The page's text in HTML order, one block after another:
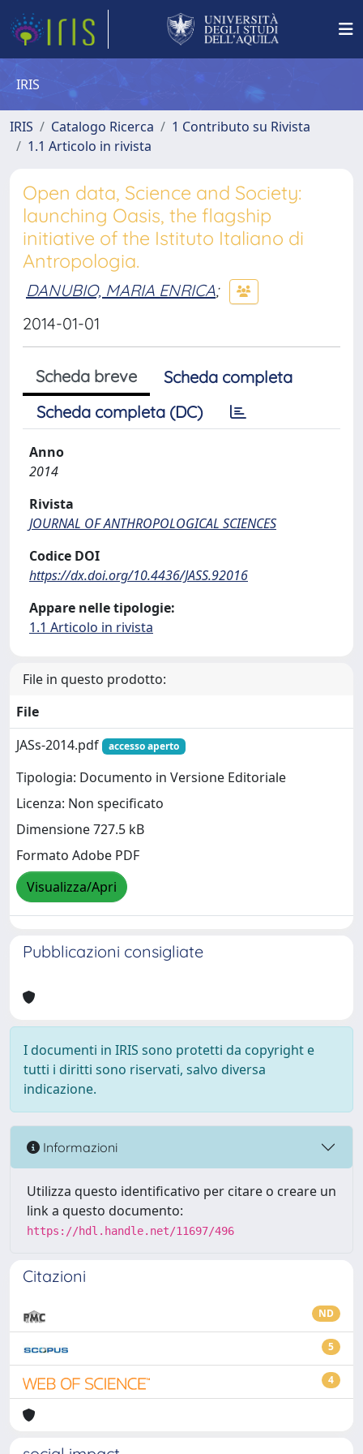
IRIS
IRIS Catalogo Ricerca
1 Contributo su Rivista
1.1 Articolo in rivista
Open data, Science and Society:
launching Oasis, the flagship
initiative of the Istituto Italiano di
Antropologia.
DANUBIO, MARIA ENRICA;
2014-01-01
Scheda breve
Scheda completa
Scheda completa (DC)
Anno
2014
Rivista
JOURNAL OF ANTHROPOLOGICAL SCIENCES
Codice DOI
https://dx.doi.org/10.4436/JASS.92016
Appare nelle tipologie:
1.1 Articolo in rivista
File in questo prodotto:
File
JASs-2014.pdf
accesso aperto
Tipologia: Documento in Versione Editoriale
Licenza: Non specificato
Dimensione 727.5 kB
Formato Adobe PDF
Visualizza/Apri
Pubblicazioni consigliate
I documenti in IRIS sono protetti da copyright e
tutti i diritti sono riservati, salvo diversa
indicazione.
Informazioni
Utilizza questo identificativo per citare o creare un
link a questo documento:
https://hdl.handle.net/11697/496
Citazioni
ND
5
4